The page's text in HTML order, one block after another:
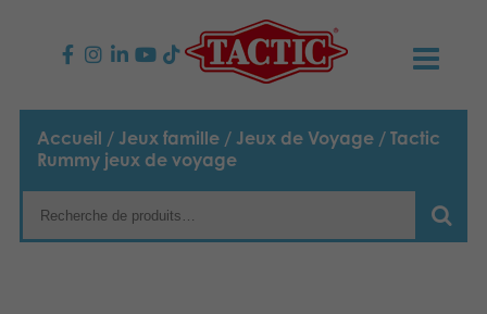
PRODUITS
Jeux enfants
Jeux famille
NOUVEAUTÉS
TACTIC
Accueil / Jeux famille / Jeux de Voyage / Tactic
Rummy jeux de voyage